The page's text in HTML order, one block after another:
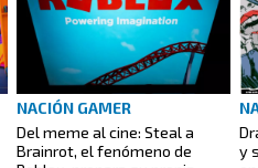
NACIÓN GAMER
Del meme al cine: Steal a
Brainrot, el fenómeno de
y